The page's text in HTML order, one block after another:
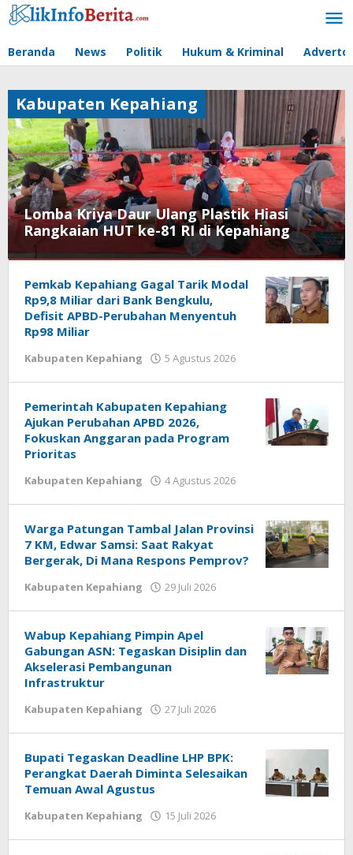
Lewati
ke
Beranda News Politik Hukum & Kriminal
Lomba Kriya Daur Ulang Plastik Hiasi
Rangkaian HUT ke-81 RI di Kepahiang
Kepahiang
Agustus
oleh
Kabupaten Kepahiang
Pemkab Kepahiang Gagal Tarik Modal
Rp9,8 Miliar dari Bank Bengkulu,
Defisit APBD-Perubahan Menyentuh
Rp98 Miliar
Kabupaten Kepahiang 5 Agustus 2026
Pemerintah Kabupaten Kepahiang
Ajukan Perubahan APBD 2026,
Fokuskan Anggaran pada Program
Prioritas
Kabupaten Kepahiang 4 Agustus 2026
Warga Patungan Tambal Jalan Provinsi
7 KM, Edwar Samsi: Saat Rakyat
Bergerak, Di Mana Respons Pemprov?
Kabupaten Kepahiang 29 Juli 2026
Wabup Kepahiang Pimpin Apel
Gabungan ASN: Tegaskan Disiplin dan
Akselerasi Pembangunan
Infrastruktur
Kabupaten Kepahiang 27 Juli 2026
Bupati Tegaskan Deadline LHP BPK:
Perangkat Daerah Diminta Selesaikan
Temuan Awal Agustus
Kabupaten Kepahiang 15 Juli 2026